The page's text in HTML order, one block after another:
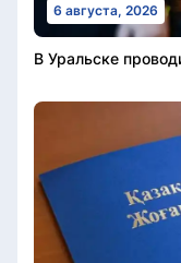
6 августа, 2026
В Уральске